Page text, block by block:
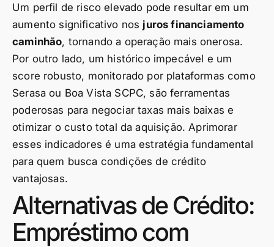
Um perfil de risco elevado pode resultar em um
aumento significativo nos juros financiamento
caminhão, tornando a operação mais onerosa.
Por outro lado, um histórico impecável e um
score robusto, monitorado por plataformas como
Serasa ou Boa Vista SCPC, são ferramentas
poderosas para negociar taxas mais baixas e
otimizar o custo total da aquisição. Aprimorar
esses indicadores é uma estratégia fundamental
para quem busca condições de crédito
vantajosas.
Alternativas de Crédito:
Empréstimo com